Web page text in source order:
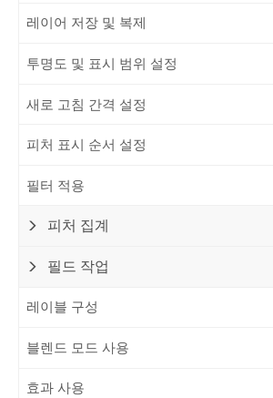
레이어 저장 및 복제
투명도 및 표시 범위 설정
새로 고침 간격 설정
피처 표시 순서 설정
필터 적용
피처 집계
필드 작업
레이블 구성
블렌드 모드 사용
효과 사용